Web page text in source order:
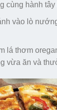
cùng hành tây
vào lò
lá thơm
vừa ăn và